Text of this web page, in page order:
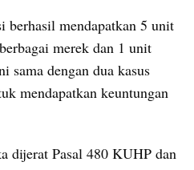
berhasil mendapatkan 5 unit
merek dan 1 unit
dengan dua kasus
mendapatkan keuntungan
dijerat Pasal 480 KUHP dan